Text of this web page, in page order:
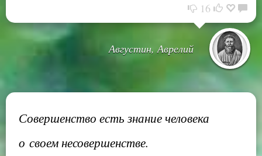
16
Августин, Аврелий
Совершенство есть знание человека
о своем несовершенстве.